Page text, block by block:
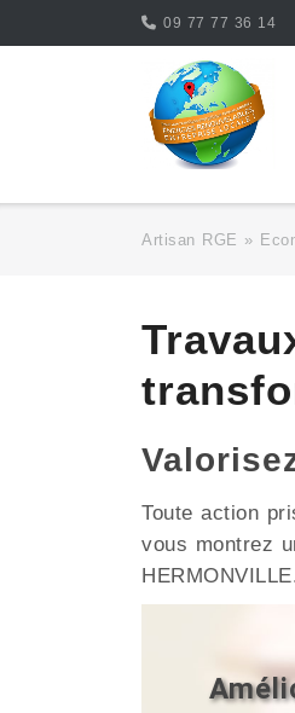
09 77 77 36 14
Artisan RGE »
Toute action
vous montrez